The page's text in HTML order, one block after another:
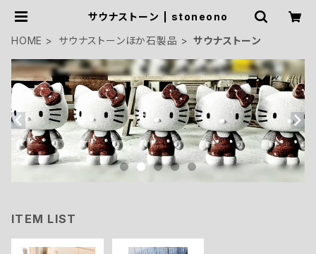
サウナストーン | stoneono
HOME
サウナストーンほか石製品 サウナストーン
ITEM LIST